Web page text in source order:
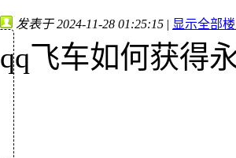
发表于 2024-11-28 01:25:15 | 显示全部
qq飞车如何获得